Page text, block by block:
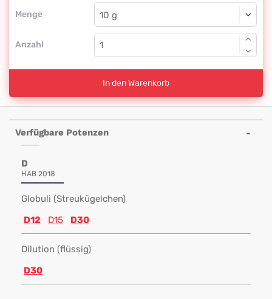
Menge
Globuli
Anzahl
In den Warenkorb
Verfügbare Potenzen
D
HAB 2018
Globuli (Streukügelchen)
D12
D15 D30
Dilution (flüssig)
D30